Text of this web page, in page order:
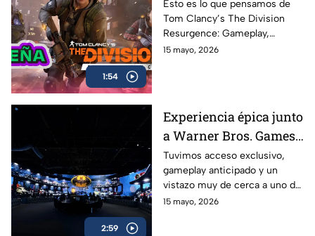
1:54
Clancy's The Division
Resurgence AZE
Review
Esto es lo que pensamos de
Tom Clancy’s The Division
Resurgence: Gameplay,
gráficos, combate, mundo
15 mayo, 2026
2:59
Experiencia épica junto
a Warner Bros. Games
antes del estreno de
LEGO Batman: El
Legado del Caballero de
la Noche
Tuvimos acceso exclusivo,
gameplay anticipado y un
vistazo muy de cerca a uno de
los lanzamientos más
15 mayo, 2026